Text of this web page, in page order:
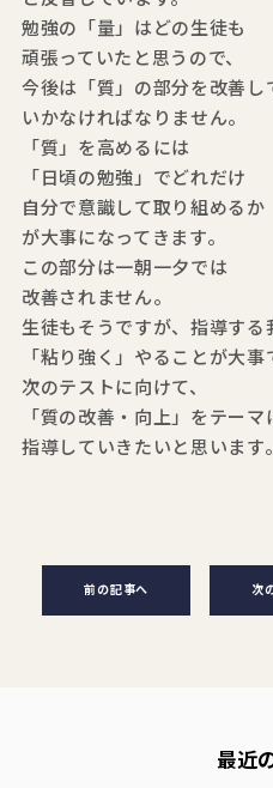
勉強の「量」はどの生徒も
頑張っていたと思うので、
今後は「質」の部分を改善し
いかなければなりません。
「質」を高めるには
「日頃の勉強」でどれだけ
自分で意識して取り組めるか
が大事になってきます。
この部分は一朝一夕では
改善されません。
生徒もそうですが、指導する
「粘り強く」やることが大事
次のテストに向けて、
「質の改善・向上」をテーマ
指導していきたいと思います。
前の記事へ 次
最近